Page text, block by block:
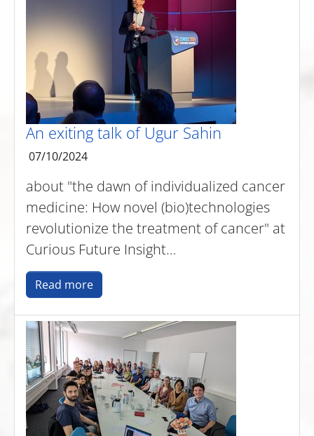
An exiting talk of Ugur Sahin
07/10/2024
about "the dawn of individualized cancer
medicine: How novel (bio)technologies
revolutionize the treatment of cancer" at
Curious Future Insight…
Read more